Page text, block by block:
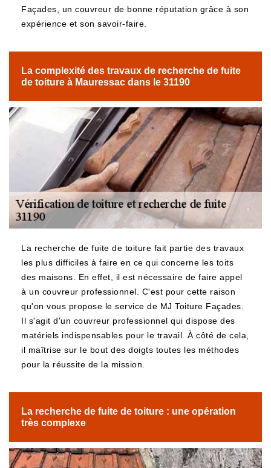
Façades, un couvreur de bonne réputation grâce à son
expérience et son savoir-faire.
La complexité des travaux de recherche de fuite
de toiture à Mauressac dans le 31190
La recherche de fuite de toiture fait partie des travaux
les plus difficiles à faire en ce qui concerne les toits
des maisons. En effet, il est nécessaire de faire appel
à un couvreur professionnel. C'est pour cette raison
qu'on vous propose le service de MJ Toiture Façades.
Il s'agit d'un couvreur professionnel qui dispose des
matériels indispensables pour le travail. À côté de cela,
il maîtrise sur le bout des doigts toutes les méthodes
pour la réussite de la mission.
La recherche de fuite de toiture : une opération
très complexe